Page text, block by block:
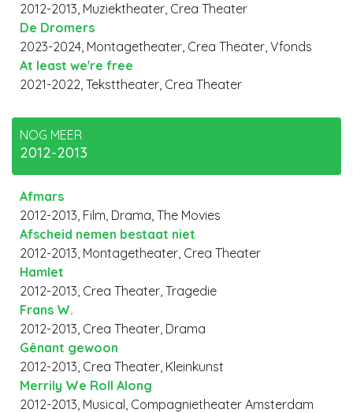
2012-2013, Muziektheater, Crea Theater
De Dromers
2023-2024, Montagetheater, Crea Theater, Vfonds
At least we're free
2021-2022, Teksttheater, Crea Theater
NOG MEER
2012-2013
Afmars
2012-2013, Film, Drama, The Movies
Afscheid nemen bestaat niet
2012-2013, Montagetheater, Crea Theater
Hamlet
2012-2013, Crea Theater, Tragedie
Frans W.
2012-2013, Crea Theater, Drama
Gênant gewoon
2012-2013, Crea Theater, Kleinkunst
Merrily We Roll Along
2012-2013, Musical, Compagnietheater Amsterdam